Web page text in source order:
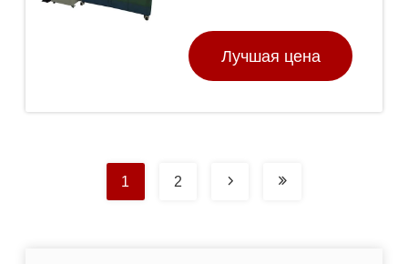
машина
Лучшая цена
1 2